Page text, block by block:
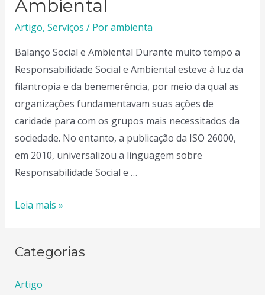
Ambiental
Artigo, Serviços / Porambienta
Balanço Social e Ambiental Durante muito tempo a
Responsabilidade Social e Ambiental esteve à luz da
filantropia e da benemerência, por meio da qual as
organizações fundamentavam suas ações de
caridade para com os grupos mais necessitados da
sociedade. No entanto, a publicação da ISO 26000,
em 2010, universalizou a linguagem sobre
Responsabilidade Social e …
Balanço
Ambiental
Leia mais »
Categorias
Artigo